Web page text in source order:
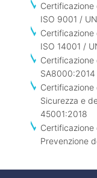
Certificazione
ISO 9001 /
Certificazione
ISO 14001 /
Certificazione
SA8000:2014
Certificazione
Sicurezza e
45001:2018
Certificazione
Prevenzione